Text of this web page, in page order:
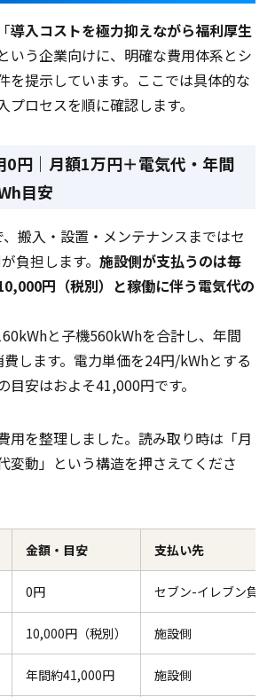
導入コストを極力抑えながら福利厚生
いう企業向けに、明確な費用体系とシ
を提示しています。ここでは具体的な
プロセスを順に確認します。
0円｜月額1万円＋電気代・年間
目安
搬入・設置・メンテナンスまではセ
負担します。施設側が支払うのは毎
円（税別）と稼働に伴う電気代の
と子機560kWhを合計し、年間
します。電力単価を24円/kWhとする
目安はおよそ41,000円です。
用を整理しました。読み取り時は「月
変動」という構造を押さえてくださ
金額・目安 支払い先
0円 セブン-イレブン負担
10,000円（税別） 施設側
年間約41,000円 施設側